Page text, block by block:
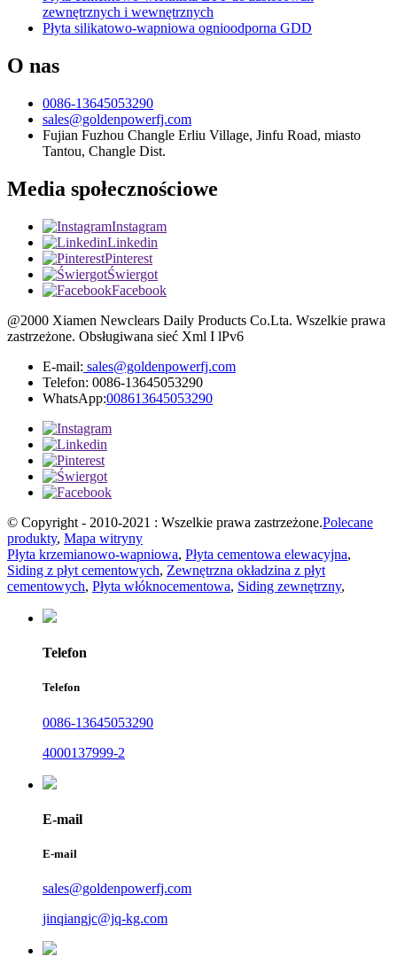
zewnętrznych i wewnętrznych
Płyta silikatowo-wapniowa ognioodporna GDD
O nas
0086-13645053290
sales@goldenpowerfj.com
Fujian Fuzhou Changle Erliu Village, Jinfu Road, miasto
Tantou, Changle Dist.
Media społecznościowe
Instagram
Linkedin
Pinterest
Świergot
Facebook
@2000 Xiamen Newclears Daily Products Co.Lta. Wszelkie prawa
zastrzeżone. Obsługiwana sieć Xml I lPv6
E-mail: sales@goldenpowerfj.com
Telefon: 0086-13645053290
WhatsApp:008613645053290
© Copyright - 2010-2021 : Wszelkie prawa zastrzeżone.Polecane
produkty, Mapa witryny
Płyta krzemianowo-wapniowa, Płyta cementowa elewacyjna,
Siding z płyt cementowych, Zewnętrzna okładzina z płyt
cementowych, Płyta włóknocementowa, Siding zewnętrzny,
Telefon
Telefon
0086-13645053290
4000137999-2
E-mail
E-mail
sales@goldenpowerfj.com
jinqiangjc@jq-kg.com